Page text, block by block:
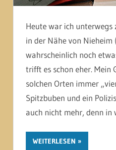
Heute war ich unterwegs
in der Nähe von Nieheim
wahrscheinlich noch
trifft es schon eher. Mein
solchen Orten immer
Spitzbuben und ein
auch nicht mehr, denn in
WEITERLESEN